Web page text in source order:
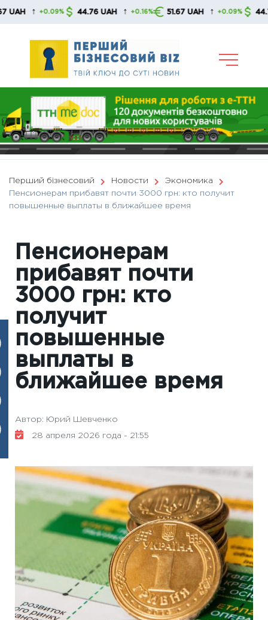
Skip
↑ +0.09% 44.76 UAH ↑ +0.16% 51.67 UAH ↑ +0.09% 44.76 UAH
Перший бізнесовий Новости
Экономика
Пенсионерам прибавят почти 3000 грн: кто получит
повышенные выплаты в ближайшее время
Пенсионерам
прибавят почти
3000 грн: кто
получит
повышенные
выплаты в
ближайшее время
Автор: Юрий Шевченко
28 апреля 2026 года - 21:55